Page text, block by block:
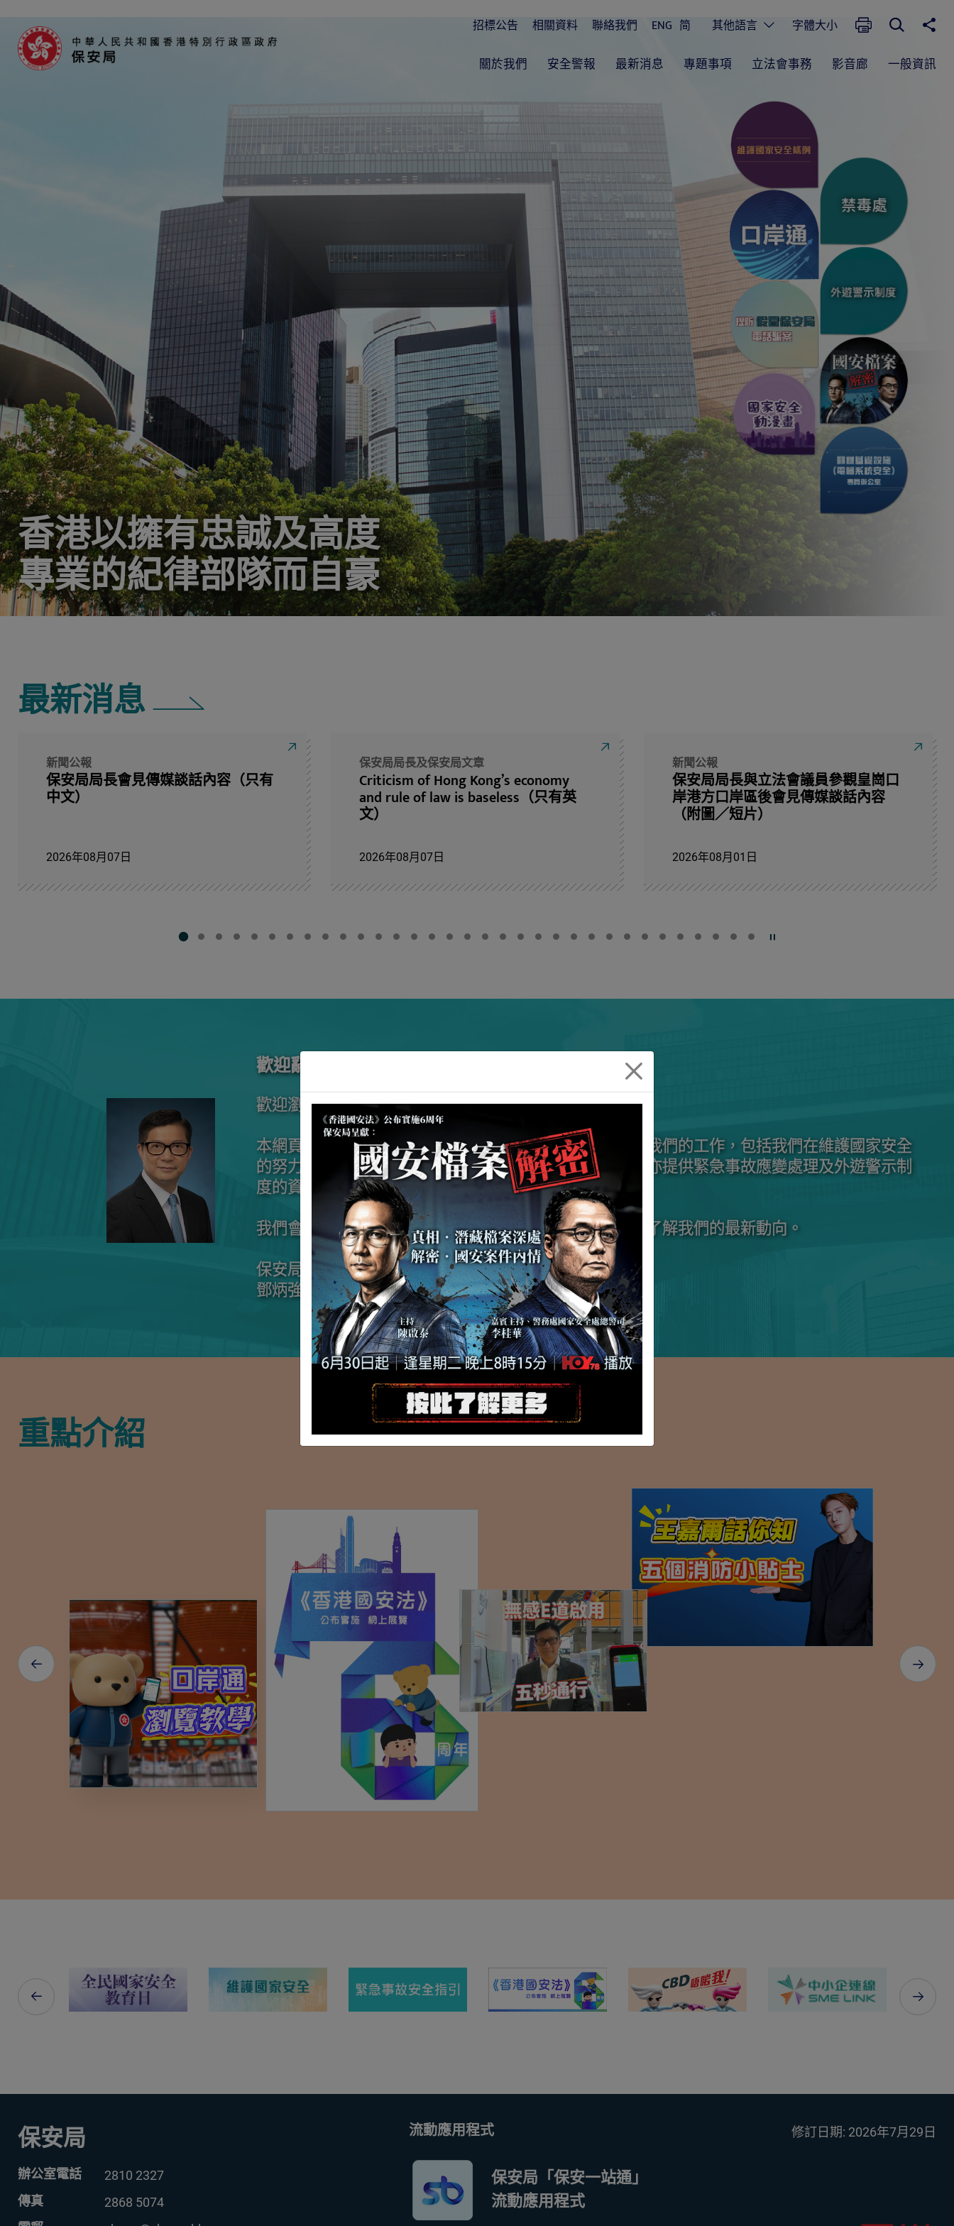
招標公告
相關資料 聯絡我們 ENG 简 其他語言
其他語言 字體大小 列印 開啟搜尋框
分享
關於我們 安全警報 最新消息 專題事項 立法會事務 影音廊 一般資訊
保安局-主頁
香港以擁有忠誠及高度
專業的紀律部隊而自豪
最新消息
新聞公報
保安局局長會見傳媒談話內容（只有
中文）
2026年08月07日
保安局局長及保安局文章
Criticism of Hong Kong’s economy
and rule of law is baseless（只有英
文）
2026年08月07日
新聞公報
保安局局長與立法會議員參觀皇崗口
岸港方口岸區後會見傳媒談話內容
（附圖／短片）
2026年08月01日
歡迎辭
歡迎瀏覽保安局網頁。
本網頁向公眾介紹保安局的架構、相關部門及機構，以及我們的工作，包括我們在維護國家安全
的努力，以及多個專題事項及相關的立法會事務。本網站亦提供緊急事故應變處理及外遊警示制
度的資訊。
我們會透過此網頁發放有關保安局的最新消息，方便市民了解我們的最新動向。
保安局局長
鄧炳強, GBS, PDSM, JP
重點介紹
相關網站
保安局
辦公室電話 2810 2327
傳真 2868 5074
流動應用程式
保安局「保安一站通」
流動應用程式
修訂日期: 2026年7月29日